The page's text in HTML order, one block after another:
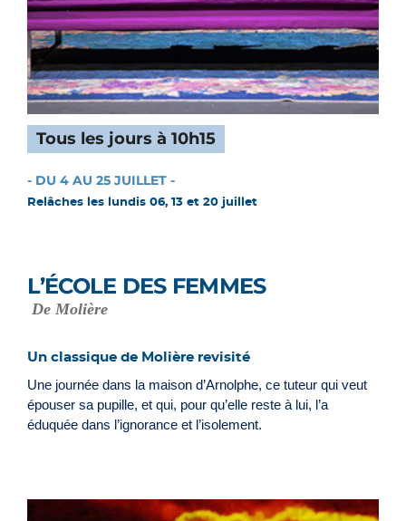
Tous les jours à 10h15
- DU 4 AU 25 JUILLET -
Relâches les lundis 06, 13 et 20 juillet
L’ÉCOLE DES FEMMES
De Molière
Un classique de Molière revisité
Une journée dans la maison d’Arnolphe, ce tuteur qui veut
épouser sa pupille, et qui, pour qu’elle reste à lui, l’a
éduquée dans l’ignorance et l’isolement.